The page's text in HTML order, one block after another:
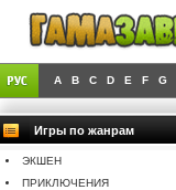
A B C D E F G
Игры по жанрам
ЭКШЕН
ПРИКЛЮЧЕНИЯ